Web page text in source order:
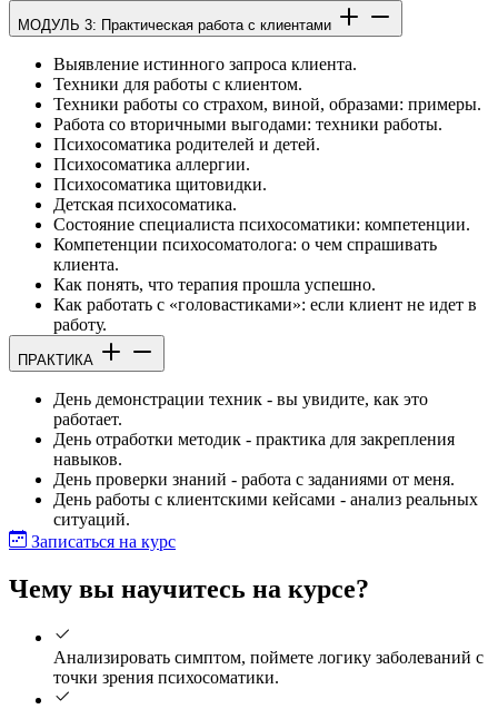
МОДУЛЬ 3: Практическая работа с клиентами
Выявление истинного запроса клиента.
Техники для работы с клиентом.
Техники работы со страхом, виной, образами: примеры.
Работа со вторичными выгодами: техники работы.
Психосоматика родителей и детей.
Психосоматика аллергии.
Психосоматика щитовидки.
Детская психосоматика.
Состояние специалиста психосоматики: компетенции.
Компетенции психосоматолога: о чем спрашивать
клиента.
Как понять, что терапия прошла успешно.
Как работать с «головастиками»: если клиент не идет в
работу.
ПРАКТИКА
День демонстрации техник - вы увидите, как это
работает.
День отработки методик - практика для закрепления
навыков.
День проверки знаний - работа с заданиями от меня.
День работы с клиентскими кейсами - анализ реальных
ситуаций.
Записаться на курс
Чему вы научитесь на курсе?
Анализировать симптом, поймете логику заболеваний с
точки зрения психосоматики.